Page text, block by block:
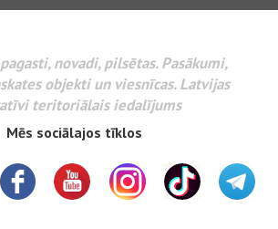
novadi, pilsētas. Pasākumi,
objekti un viesnīcas. Latvijas
teritoriālais iedalījums
Mēs sociālajos tīklos